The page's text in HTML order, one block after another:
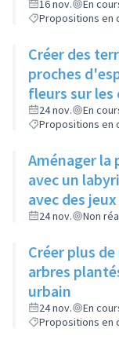
16 nov.
En
Propositions en
Créer des
proches
fleurs sur les
immeubles
24 nov.
En
Propositions en
Aménager la
avec un
avec des
24 nov. Non
Créer plus de nichoirs dans les nouveaux
arbres
urbain
24 nov.
En
Propositions en